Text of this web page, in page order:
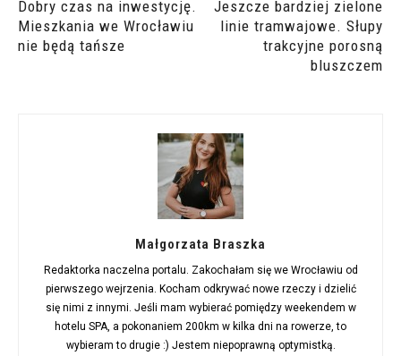
Dobry czas na inwestycję.
Mieszkania we Wrocławiu
nie będą tańsze
Jeszcze bardziej zielone
linie tramwajowe. Słupy
trakcyjne porosną
bluszczem
Małgorzata Braszka
Redaktorka naczelna portalu. Zakochałam się we Wrocławiu od
pierwszego wejrzenia. Kocham odkrywać nowe rzeczy i dzielić
się nimi z innymi. Jeśli mam wybierać pomiędzy weekendem w
hotelu SPA, a pokonaniem 200km w kilka dni na rowerze, to
wybieram to drugie :) Jestem niepoprawną optymistką.